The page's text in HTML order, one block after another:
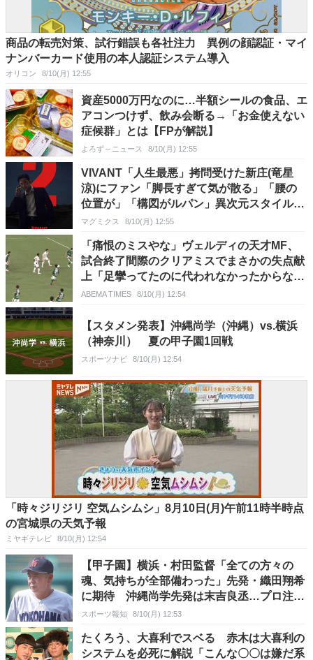
商品の転売対策、試行錯誤も各社注力 異例の顔認証・マイ
ナンバーカード使用の本人認証システム導入
オリコン 8/10(月) 12:55
資産5000万円なのに…半額シールの食品、エ
アコンつけず、飲み会断る→「お金使えない
症候群」とは【FPが解説】
よろず～ニュース 8/10(月) 12:55
VIVANT「人生最悪」拷問受けた新庄(竜星
涼)にファン「脚長すぎて気が散る」「腰の
位置が」「構図がルパン」異次元スタイルが
話題
マグミクス 8/10(月) 12:55
「痛恨のミスやな」ヴェルディの天才MF、
試合終了間際のクリアミスでまさかの失点献
上「足攣ってたのに代われなかったからな」
「責める奴はいねーだろ」ファンからは擁護
ABEMA TIMES 8/10(月) 12:54
【スタメン発表】沖縄尚学（沖縄）vs.横浜
（神奈川） 夏の甲子園1回戦
スポーツナビ 8/10(月) 12:54
「時々ジリジリ 空気ムシムシ」8月10日(月)午前11時半時点
の宮城県の天気予報
ミヤギテレビ 8/10(月) 12:54
【甲子園】横浜・村田監督「全ての方々の
魂、気持ちが全部備わった」先発・織田翔希
に期待 沖縄尚学先発は末吉良丞…プロ注目
のエース対決に
スポーツ報知 8/10(月) 12:53
たくろう、大喜利でスベる 赤木は大喜利の
システムを必死に解説「こんな〇〇は嫌だ系